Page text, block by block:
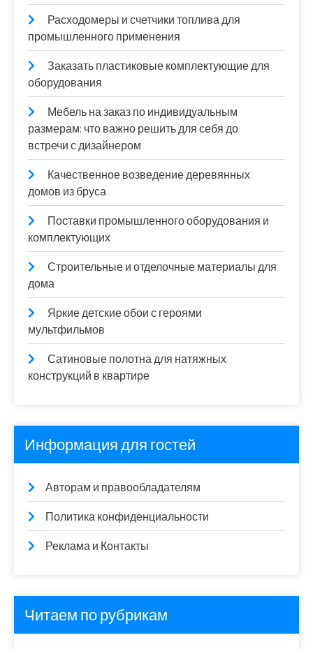
Расходомеры и счетчики топлива для
промышленного применения
Заказать пластиковые комплектующие для
оборудования
Мебель на заказ по индивидуальным
размерам: что важно решить для себя до
встречи с дизайнером
Качественное возведение деревянных
домов из бруса
Поставки промышленного оборудования и
комплектующих
Строительные и отделочные материалы для
дома
Яркие детские обои с героями
мультфильмов
Сатиновые полотна для натяжных
конструкций в квартире
Информация для гостей
Авторам и правообладателям
Политика конфиденциальности
Реклама и Контакты
Читаем по рубрикам